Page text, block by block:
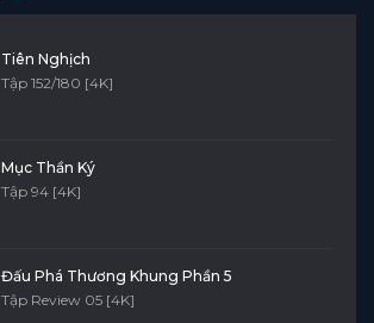
Tiên Nghịch
Tập 152/180 [4K]
Mục Thần Ký
Tập 94 [4K]
Đấu Phá Thương Khung Phần 5
Tập Review 05 [4K]